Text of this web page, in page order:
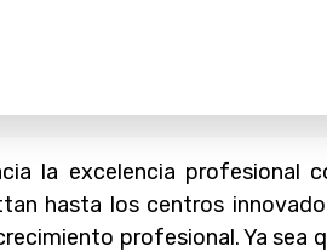
la excelencia profesional
hasta los centros
profesional. Ya sea